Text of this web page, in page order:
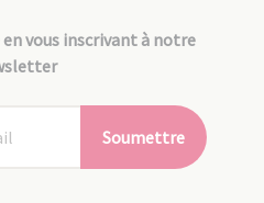
vous inscrivant à notre
Soumettre